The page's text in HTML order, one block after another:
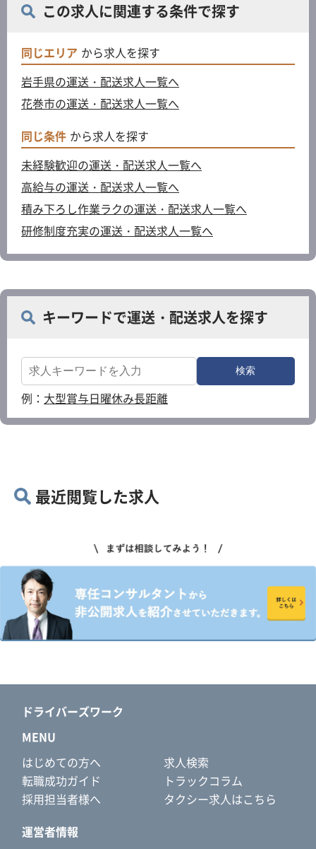
この求人に関連する条件で探す
同じエリア から求人を探す
岩手県の運送・配送求人一覧へ
花巻市の運送・配送求人一覧へ
同じ条件 から求人を探す
未経験歓迎の運送・配送求人一覧へ
高給与の運送・配送求人一覧へ
積み下ろし作業ラクの運送・配送求人一覧へ
研修制度充実の運送・配送求人一覧へ
キーワードで運送・配送求人を探す
例： 大型賞与日曜休み長距離
最近閲覧した求人
ドライバーズワーク
MENU
はじめての方へ
求人検索
転職成功ガイド
トラックコラム
採用担当者様へ
タクシー求人はこちら
運営者情報